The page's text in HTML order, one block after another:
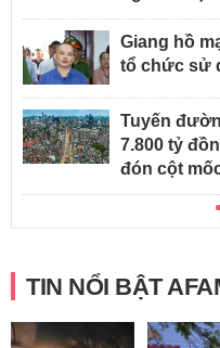
Giang hồ
tổ chức sử
Tuyến
7.800 tỷ
đón cột
TIN NỔI BẬT